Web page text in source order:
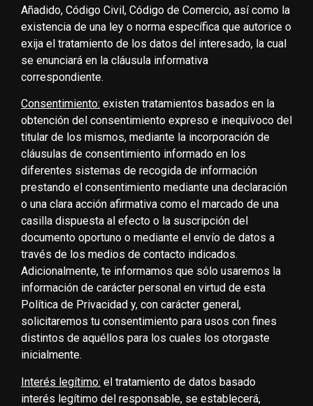
Añadido, Código Civil, Código de Comercio, así como la
existencia de una ley o norma específica que autorice o
exija el tratamiento de los datos del interesado, la cual
se enunciará en la cláusula informativa
correspondiente.
Consentimiento: existen tratamientos basados en la
obtención del consentimiento expreso e inequívoco del
titular de los mismos, mediante la incorporación de
cláusulas de consentimiento informado en los
diferentes sistemas de recogida de información
prestando el consentimiento mediante una declaración
o una clara acción afirmativa como el marcado de una
casilla dispuesta al efecto o la suscripción del
documento oportuno o mediante el envío de datos a
través de los medios de contacto indicados.
Adicionalmente, te informamos que sólo usaremos la
información de carácter personal en virtud de esta
Política de Privacidad y, con carácter general,
solicitaremos tu consentimiento para usos con fines
distintos de aquéllos para los cuales los otorgaste
inicialmente.
Interés legítimo: el tratamiento de datos basado
interés legítimo del responsable, se establecerá,